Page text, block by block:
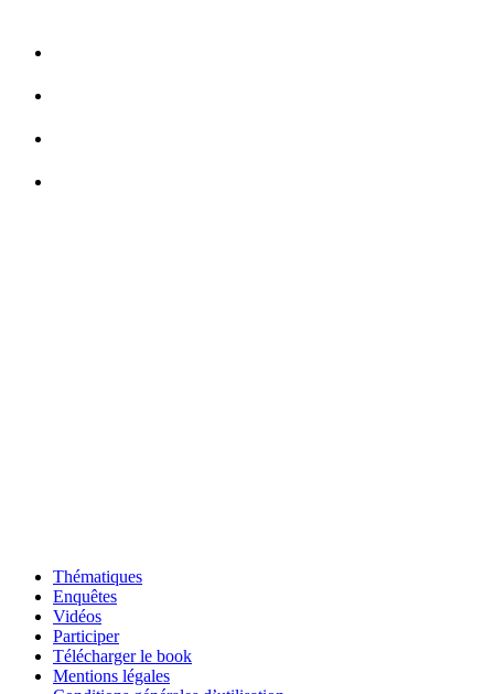
Thématiques
Enquêtes
Vidéos
Participer
Télécharger le book
Mentions légales